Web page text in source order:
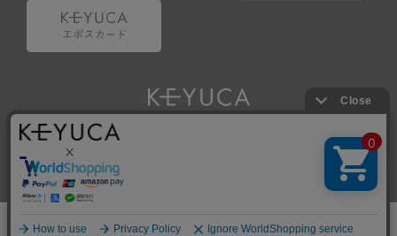
Copyright © KAWAJUN Co., Ltd. All Rights Reserved.